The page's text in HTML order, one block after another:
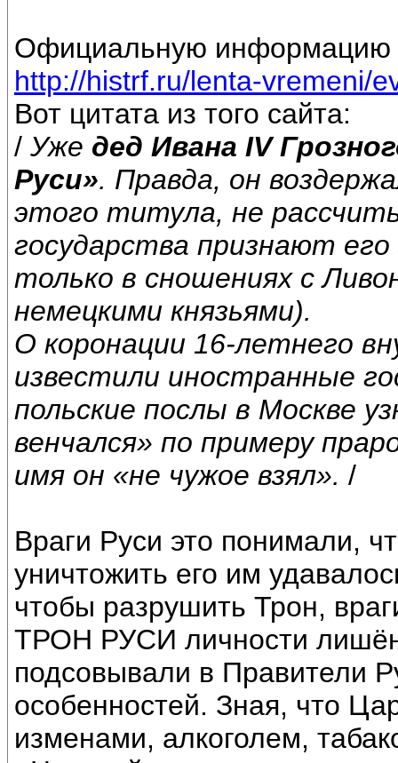
Официальную информацию
http://histrf.ru/lenta-vremeni/
Вот цитата из того сайта:
/ Уже дед Ивана IV
Руси». Правда, он
этого титула, не
государства признают
только в сношениях с
немецкими князьями).
О коронации 16-летнего
известили иностранные
польские послы в Москве
венчался» по примеру
имя он «не чужое взял». /
Враги Руси это понимали,
уничтожить его им
чтобы разрушить Трон,
ТРОН РУСИ личности
подсовывали в Правители
особенностей. Зная, что
изменами, алкоголем,